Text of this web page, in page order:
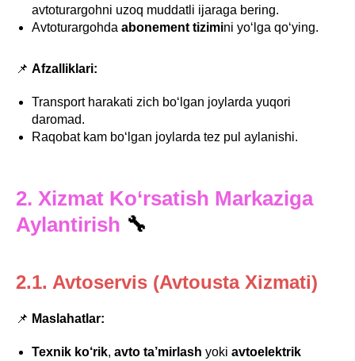
avtoturargohni uzoq muddatli ijaraga bering.
Avtoturargohda abonement tizimini yo‘lga qo‘ying.
📌 Afzalliklari:
Transport harakati zich bo‘lgan joylarda yuqori
daromad.
Raqobat kam bo‘lgan joylarda tez pul aylanishi.
2. Xizmat Ko‘rsatish Markaziga
Aylantirish 🔧
2.1. Avtoservis (Avtousta Xizmati)
📌 Maslahatlar:
Texnik ko‘rik, avto ta’mirlash yoki avtoelektrik